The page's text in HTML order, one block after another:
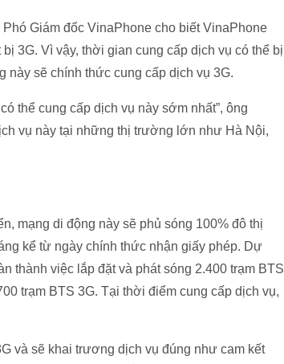
Giám đốc VinaPhone cho biết VinaPhone
3G. Vì vậy, thời gian cung cấp dịch vụ có thể bị
này sẽ chính thức cung cấp dịch vụ 3G.
thể cung cấp dịch vụ này sớm nhất”, ông
vụ này tại những thị trường lớn như Hà Nội,
mạng di động này sẽ phủ sóng 100% đô thị
kể từ ngày chính thức nhận giấy phép. Dự
thành việc lắp đặt và phát sóng 2.400 trạm BTS
trạm BTS 3G. Tại thời điểm cung cấp dịch vụ,
và sẽ khai trương dịch vụ đúng như cam kết